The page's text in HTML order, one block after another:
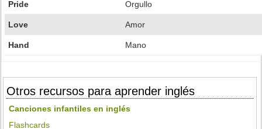
Pride Orgullo
Love Amor
Hand Mano
Otros recursos para aprender inglés
Canciones infantiles en inglés
Flashcards